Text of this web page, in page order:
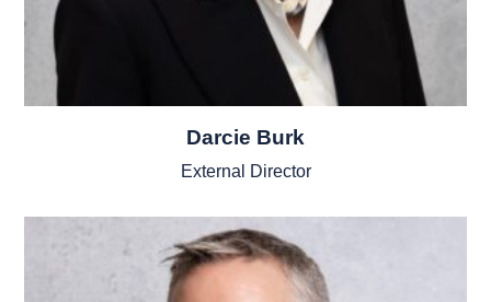
Darcie Burk
External Director